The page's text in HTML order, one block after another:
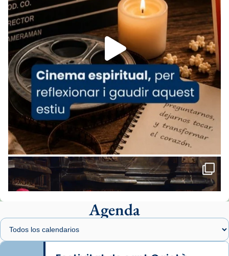
espana-testimoni...
Foto
View on Facebook · Share
Arquebisbat de Barcelona
1 week ago
«Avui les santes Juliana i Semproniana ens
ajuden a alçar la mirada»
Mons. Sergi Gordo, bisbe de Tortosa, ha
presidit aquest 27 de juliol la missa de Les
Santes de Mataró.
🔗tinyurl.com/cvu5jmbk
📸 J. Merino
is at Catedral
Agenda